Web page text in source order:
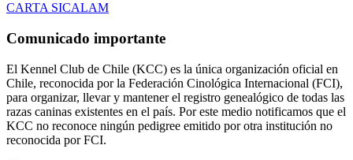
CARTA SICALAM
Comunicado importante
El Kennel Club de Chile (KCC) es la única organización oficial en
Chile, reconocida por la Federación Cinológica Internacional (FCI),
para organizar, llevar y mantener el registro genealógico de todas las
razas caninas existentes en el país. Por este medio notificamos que el
KCC no reconoce ningún pedigree emitido por otra institución no
reconocida por FCI.